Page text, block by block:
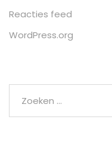
Reacties feed
WordPress.org